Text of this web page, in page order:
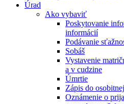
Úrad
Ako vybaviť
Poskytovanie
informácií
Podávanie
Sobáš
Vystavenie
a v cudzine
Úmrtie
Zápis do
Oznámenie o